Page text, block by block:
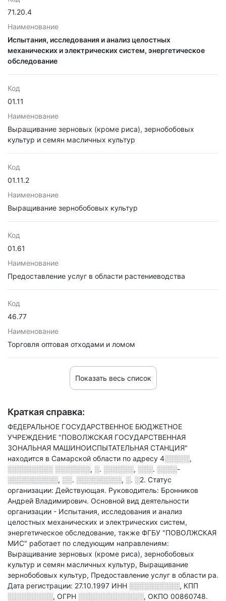
71.20.4
Наименование
Испытания, исследования и анализ целостных
механических и электрических систем, энергетическое
обследование
Код
01.11
Наименование
Выращивание зерновых (кроме риса), зернобобовых
культур и семян масличных культур
Код
01.11.2
Наименование
Выращивание зернобобовых культур
Код
01.61
Наименование
Предоставление услуг в области растениеводства
Код
46.77
Наименование
Торговля оптовая отходами и ломом
Показать весь список
Краткая справка:
ФЕДЕРАЛЬНОЕ ГОСУДАРСТВЕННОЕ БЮДЖЕТНОЕ
УЧРЕЖДЕНИЕ "ПОВОЛЖСКАЯ ГОСУДАРСТВЕННАЯ
ЗОНАЛЬНАЯ МАШИНОИСПЫТАТЕЛЬНАЯ СТАНЦИЯ"
находится в Самарской области по адресу 4░░░░░,
░░░░░░░░░ ░░░░░░░, ░. ░░░░░░, ░░░. ░░░░-
░░░░░░░░░░, ░░. ░░░░░░░░░, ░. ░2. Статус
организации: Действующая. Руководитель: Бронников
Андрей Владимирович. Основной вид деятельности
организации - Испытания, исследования и анализ
целостных механических и электрических систем,
энергетическое обследование, также ФГБУ "ПОВОЛЖСКАЯ
МИС" работает по следующим направлениям:
Выращивание зерновых (кроме риса), зернобобовых
культур и семян масличных культур, Выращивание
зернобобовых культур, Предоставление услуг в области ра.
Дата регистрации: 27.10.1997 ИНН ░░░░░░░░░░, КПП
░░░░░░░░░, ОГРН ░░░░░░░░░░░░░, ОКПО 00860748.